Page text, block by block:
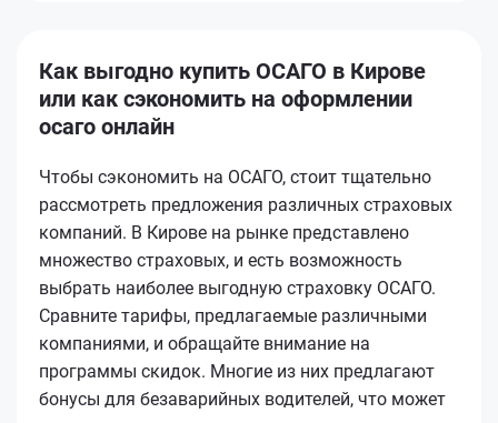
Как выгодно купить ОСАГО в Кирове
или как сэкономить на оформлении
осаго онлайн
Чтобы сэкономить на ОСАГО, стоит тщательно
рассмотреть предложения различных страховых
компаний. В Кирове на рынке представлено
множество страховых, и есть возможность
выбрать наиболее выгодную страховку ОСАГО.
Сравните тарифы, предлагаемые различными
компаниями, и обращайте внимание на
программы скидок. Многие из них предлагают
бонусы для безаварийных водителей, что может